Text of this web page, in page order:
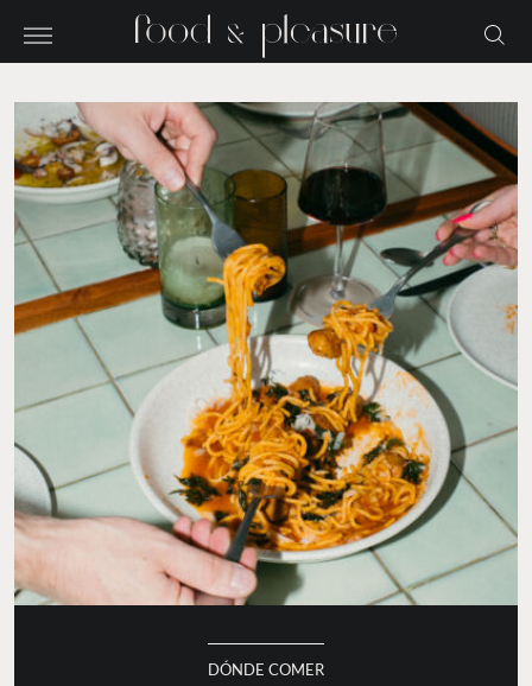
DÓNDE COMER